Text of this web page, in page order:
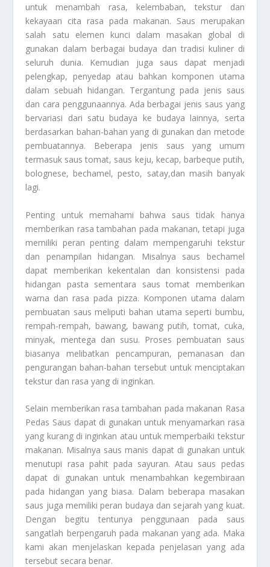
untuk menambah rasa, kelembaban, tekstur dan
kekayaan cita rasa pada makanan. Saus merupakan
salah satu elemen kunci dalam masakan global di
gunakan dalam berbagai budaya dan tradisi kuliner di
seluruh dunia. Kemudian juga saus dapat menjadi
pelengkap, penyedap atau bahkan komponen utama
dalam sebuah hidangan. Tergantung pada jenis saus
dan cara penggunaannya. Ada berbagai jenis saus yang
bervariasi dari satu budaya ke budaya lainnya, serta
berdasarkan bahan-bahan yang di gunakan dan metode
pembuatannya. Beberapa jenis saus yang umum
termasuk saus tomat, saus keju, kecap, barbeque putih,
bolognese, bechamel, pesto, satay,dan masih banyak
lagi.
Penting untuk memahami bahwa saus tidak hanya
memberikan rasa tambahan pada makanan, tetapi juga
memiliki peran penting dalam mempengaruhi tekstur
dan penampilan hidangan. Misalnya saus bechamel
dapat memberikan kekentalan dan konsistensi pada
hidangan pasta sementara saus tomat memberikan
warna dan rasa pada pizza. Komponen utama dalam
pembuatan saus meliputi bahan utama seperti bumbu,
rempah-rempah, bawang, bawang putih, tomat, cuka,
minyak, mentega dan susu. Proses pembuatan saus
biasanya melibatkan pencampuran, pemanasan dan
pengurangan bahan-bahan tersebut untuk menciptakan
tekstur dan rasa yang di inginkan.
Selain memberikan rasa tambahan pada makanan Rasa
Pedas Saus dapat di gunakan untuk menyamarkan rasa
yang kurang di inginkan atau untuk memperbaiki tekstur
makanan. Misalnya saus manis dapat di gunakan untuk
menutupi rasa pahit pada sayuran. Atau saus pedas
dapat di gunakan untuk menambahkan kegembiraan
pada hidangan yang biasa. Dalam beberapa masakan
saus juga memiliki peran budaya dan sejarah yang kuat.
Dengan begitu tentunya penggunaan pada saus
sangatlah berpengaruh pada makanan yang ada. Maka
kami akan menjelaskan kepada penjelasan yang ada
tersebut secara benar.